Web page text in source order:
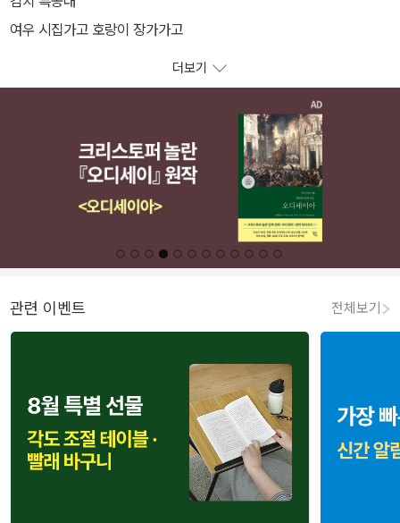
여우 시집가고 호랑이 장가가고
더보기
관련 이벤트 전체보기